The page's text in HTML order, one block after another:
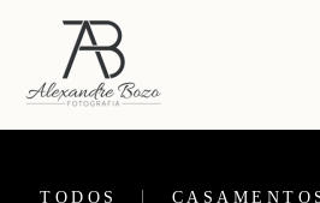
TODOS